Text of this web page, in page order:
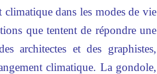
climatique dans les modes de vie
que tentent de répondre une
architectes et des graphistes,
climatique. La gondole,